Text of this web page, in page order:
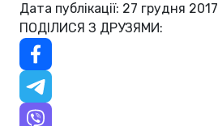
Дата публікації: 27 грудня 2017
ПОДІЛИСЯ З ДРУЗЯМИ: